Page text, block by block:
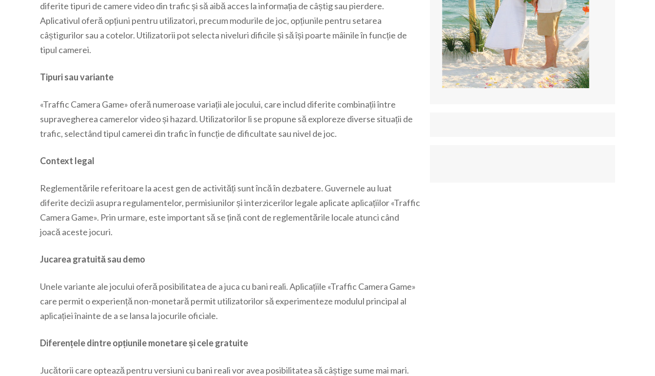
diferite tipuri de camere video din trafic și să aibă acces la informația de câștig sau pierdere.
Aplicativul oferă opțiuni pentru utilizatori, precum modurile de joc, opțiunile pentru setarea
câștigurilor sau a cotelor. Utilizatorii pot selecta niveluri dificile și să își poarte mâinile în funcție de
tipul camerei.
Tipuri sau variante
«Traffic Camera Game» oferă numeroase variații ale jocului, care includ diferite combinații între
supravegherea camerelor video și hazard. Utilizatorilor li se propune să exploreze diverse situații de
trafic, selectând tipul camerei din trafic în funcție de dificultate sau nivel de joc.
Context legal
Reglementările referitoare la acest gen de activități sunt încă în dezbatere. Guvernele au luat
diferite decizii asupra regulamentelor, permisiunilor și interzicerilor legale aplicate aplicațiilor «Traffic
Camera Game». Prin urmare, este important să se țină cont de reglementările locale atunci când
joacă aceste jocuri.
Jucarea gratuită sau demo
Unele variante ale jocului oferă posibilitatea de a juca cu bani reali. Aplicațiile «Traffic Camera Game»
care permit o experiență non-monetară permit utilizatorilor să experimenteze modulul principal al
aplicației înainte de a se lansa la jocurile oficiale.
Diferențele dintre opțiunile monetare și cele gratuite
Jucătorii care optează pentru versiuni cu bani reali vor avea posibilitatea să câștige sume mai mari.